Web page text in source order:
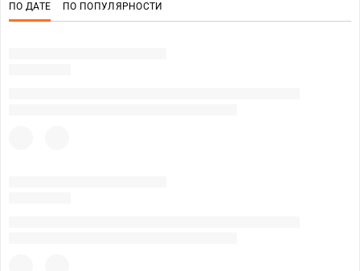
ПО ДАТЕ ПО ПОПУЛЯРНОСТИ